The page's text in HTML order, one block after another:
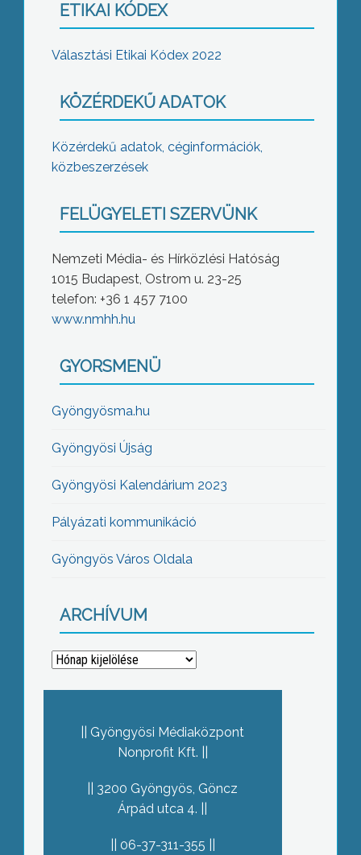
ETIKAI KÓDEX
Választási Etikai Kódex 2022
KÖZÉRDEKŰ ADATOK
Közérdekű adatok, céginformációk,
közbeszerzések
FELÜGYELETI SZERVÜNK
Nemzeti Média- és Hírközlési Hatóság
1015 Budapest, Ostrom u. 23-25
telefon: +36 1 457 7100
www.nmhh.hu
GYORSMENÜ
Gyöngyösma.hu
Gyöngyösi Újság
Gyöngyösi Kalendárium 2023
Pályázati kommunikáció
Gyöngyös Város Oldala
ARCHÍVUM
Archívum
Gyöngyösi Médiaközpont
Nonprofit Kft.
3200 Gyöngyös, Göncz
Árpád utca 4.
06-37-311-355